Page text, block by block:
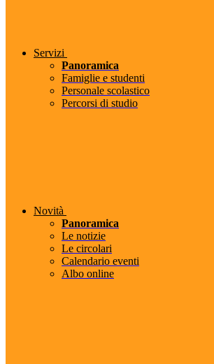
Servizi
Panoramica
Famiglie e studenti
Personale scolastico
Percorsi di studio
Novità
Panoramica
Le notizie
Le circolari
Calendario eventi
Albo online